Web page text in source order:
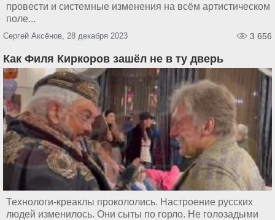
провести и системные изменения на всём артистическом
поле...
Сергей Аксёнов, 28 декабря 2023 3 656
Как Филя Киркоров зашёл не в ту дверь
Технологи-креаклы прокололись. Настроение русских
людей изменилось. Они сыты по горло. Не голозадыми